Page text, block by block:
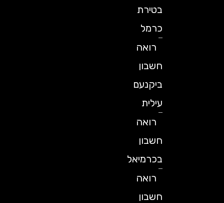
בטירת
כרמל
רואה
חשבון
ביקנעם
עילית
רואה
חשבון
בכרמיאל
רואה
חשבון